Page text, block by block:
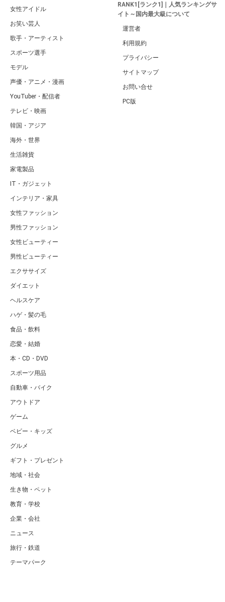
女性アイドル
お笑い芸人
歌手・アーティスト
スポーツ選手
モデル
声優・アニメ・漫画
YouTuber・配信者
テレビ・映画
韓国・アジア
海外・世界
生活雑貨
家電製品
IT・ガジェット
インテリア・家具
女性ファッション
男性ファッション
女性ビューティー
男性ビューティー
エクササイズ
ダイエット
ヘルスケア
ハゲ・髪の毛
食品・飲料
恋愛・結婚
本・CD・DVD
スポーツ用品
自動車・バイク
アウトドア
ゲーム
ベビー・キッズ
グルメ
ギフト・プレゼント
地域・社会
生き物・ペット
教育・学校
企業・会社
ニュース
旅行・鉄道
テーマパーク
RANK1[ランク1]｜人気ランキングサ
イト～国内最大級について
運営者
利用規約
プライバシー
サイトマップ
お問い合せ
PC版